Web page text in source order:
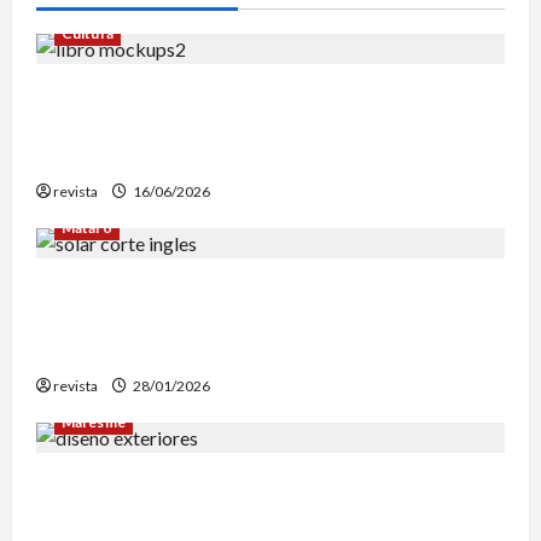
Cultura
revista
16/06/2026
Mataró
revista
28/01/2026
Maresme